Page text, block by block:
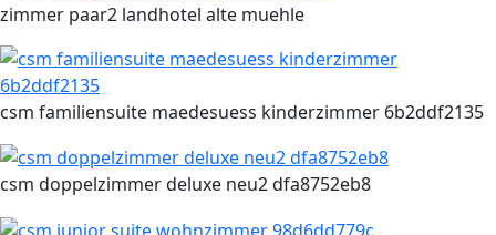
zimmer paar2 landhotel alte muehle
csm familiensuite maedesuess kinderzimmer 6b2ddf2135
csm doppelzimmer deluxe neu2 dfa8752eb8